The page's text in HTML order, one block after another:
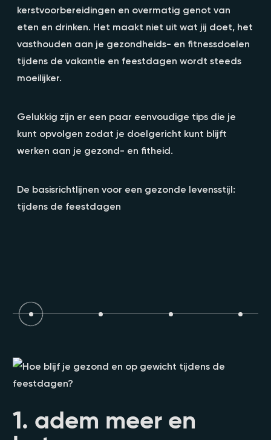
kerstvoorbereidingen en overmatig genot van
eten en drinken. Het maakt niet uit wat jij doet, het
vasthouden aan je gezondheids- en fitnessdoelen
tijdens de vakantie en feestdagen wordt steeds
moeilijker.
Gelukkig zijn er een paar eenvoudige tips die je
kunt opvolgen zodat je doelgericht kunt blijft
werken aan je gezond- en fitheid.
De basisrichtlijnen voor een gezonde levensstijl:
tijdens de feestdagen
1. adem meer en